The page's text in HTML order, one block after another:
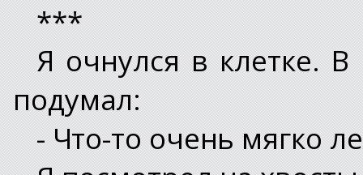
***
Я очнулся в клетке.
подумал:
- Что-то очень мягко